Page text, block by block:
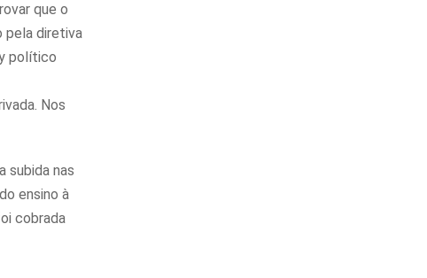
que o
pela diretiva
político
Nos
subida nas
ensino à
cobrada